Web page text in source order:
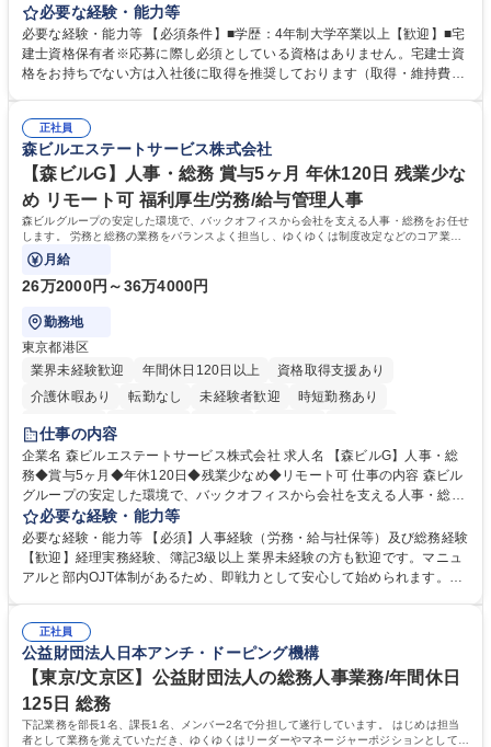
貸運営、売却、仲介・活用提案等を行う営業部門において事務業務を担当
いただきます。 【詳細】・契約書管理、契約書製本、捺印対応、ファイリ
ング、登記簿取得、調書取得・支払業務（各種費用支払、支払管理、請
求・支払データ登録、取引先マスター申請対応）・予算作成及び予実管
の他に担当頂く業務が発生する場合があります。 募集職種 【営業事務】
業務職/三井物産グループ/平均残業時間10H/完全週休2日
必要な経験・能力等
必要な経験・能力等 【必須条件】■学歴：4年制大学卒業以上【歓迎】■宅
建士資格保有者※応募に際し必須としている資格はありません。宅建士資
格をお持ちでない方は入社後に取得を推奨しております（取得・維持費用
ション力がある方。 ・チャレンジを厭わず、粘り強く業務に取り組める
方。多様な関係者と謙虚に信頼関係を構築でき、期限を意識したスケジュ
ール管理が出来る方。※将来的に他部署（営業部門、コーポレート部門）
へのジョブローテーションの可能性があります。 学歴・資格 学歴：大学
院 大学 語学力： 資格：宅地建物取引士
正社員
森ビルエステートサービス株式会社
【森ビルG】人事・総務 賞与5ヶ月 年休120日 残業少な
め リモート可 福利厚生/労務/給与管理人事
森ビルグループの安定した環境で、バックオフィスから会社を支える人事・総務をお任せ
します。 労務と総務の業務をバランスよく担当し、ゆくゆくは制度改定などのコア業務
にも挑戦できる、やりがいある環境です。
月給
26万2000円～36万4000円
勤務地
東京都港区
業界未経験歓迎
年間休日120日以上
資格取得支援あり
介護休暇あり
転勤なし 未経験者歓迎
時短勤務あり
経験者歓迎
完全週休2日制
交通費支給 長期歓迎 駅近5分以内 土日祝休み
仕事の内容
企業名 森ビルエステートサービス株式会社 求人名 【森ビルG】人事・総
務◆賞与5ヶ月◆年休120日◆残業少なめ◆リモート可 仕事の内容 森ビル
グループの安定した環境で、バックオフィスから会社を支える人事・総務
をお任せします。 労務と総務の業務をバランスよく担当し、ゆくゆくは制
度改定などのコア業務にも挑戦できる、やりがいある環境です。 ■勤怠管
理、給与計算、社会保険手続き、年末調整等の労務管理全般 ■入退社手続
き、社内規定の改定や人事制度改定などのコア業務 ■社内イベントの企画
でも質問・相談できる環境が整っているため、安心して成長できます。 募
集職種 【森ビルG】人事・総務◆賞与5ヶ月◆年休120日◆残業少なめ◆
リモート可
必要な経験・能力等
必要な経験・能力等 【必須】人事経験（労務・給与社保等）及び総務経験
【歓迎】経理実務経験、簿記3級以上 業界未経験の方も歓迎です。マニュ
アルと部内OJT体制があるため、即戦力として安心して始められます。
務に挑戦できるため、自身の成長と組織への貢献度をダイレクトに実感で
きます。 残業少なめ、週1日リモート可など、ワークライフバランスを保
ち長期活躍できる環境です。 「これまでの幅広い経験を活かし、長期的な
キャリアを築きたい」という前向きな意欲と挑戦を全力で応援します。 学
歴・資格 学歴：大学院 大学 高専 短大 専修学校 高校 語学力： 資格：日商
簿記検定1級 日商簿記検定2級 日商簿記検定3級
正社員
公益財団法人日本アンチ・ドーピング機構
【東京/文京区】公益財団法人の総務人事業務/年間休日
125日 総務
下記業務を部長1名、課長1名、メンバー2名で分担して遂行しています。 はじめは担当
者として業務を覚えていただき、ゆくゆくはリーダーやマネージャーポジションとして活